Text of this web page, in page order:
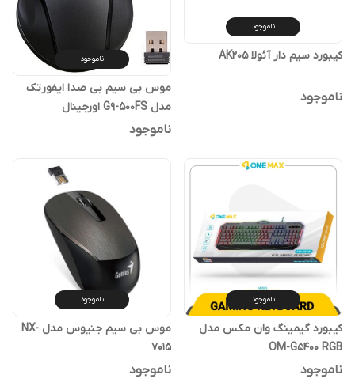
ناموجود
کیبورد سیم دار آئولا AK205
ناموجود
ناموجود
موس بی سیم بی صدا ایفورتک
مدل G9-500FS اورجینال
ناموجود
ناموجود
کیبورد گیمینگ وان مکس مدل
OM-G5400 RGB
ناموجود
ناموجود
موس بی سیم جنیوس مدل NX-
7015
ناموجود